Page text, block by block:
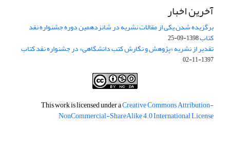
آخرین اخبار
برگزیده شدن یکی از مقالات نشریه در شانزدهمین دوره جشنواره نقد
کتاب1398-09-25
تقدیر از نشریه «پژوهش و نگارش کتب دانشگاهی» در جشنواره نقد کتاب
1397-11-02
This work is licensed under aCreative Commons Attribution-
NonCommercial-ShareAlike 4.0 International License